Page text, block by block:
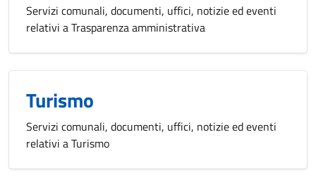
Servizi comunali, documenti, uffici, notizie ed eventi
relativi a Trasparenza amministrativa
Turismo
Servizi comunali, documenti, uffici, notizie ed eventi
relativi a Turismo